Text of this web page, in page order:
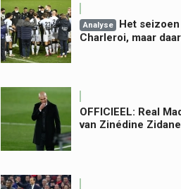
Analyse
Het
Charleroi, maar
OFFICIEEL: Real
van Zinédine Zidane